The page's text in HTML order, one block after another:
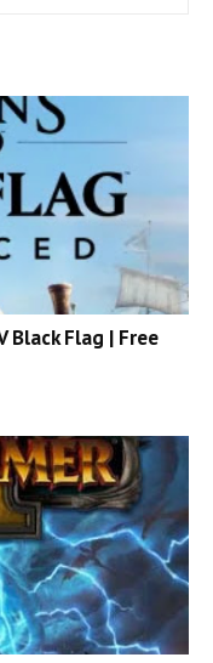
Black Flag | Free